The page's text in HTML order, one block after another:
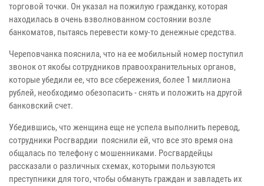
торговой точки. Он указал на пожилую гражданку, которая
находилась в очень взволнованном состоянии возле
банкоматов, пытаясь перевести кому-то денежные средства.
Череповчанка пояснила, что на ее мобильный номер поступил
звонок от якобы сотрудников правоохранительных органов,
которые убедили ее, что все сбережения, более 1 миллиона
рублей, необходимо обезопасить - снять и положить на другой
банковский счет.
Убедившись, что женщина еще не успела выполнить перевод,
сотрудники Росгвардии пояснили ей, что все это время она
общалась по телефону с мошенниками. Росгвардейцы
рассказали о различных схемах, которыми пользуются
преступники для того, чтобы обмануть граждан и завладеть их